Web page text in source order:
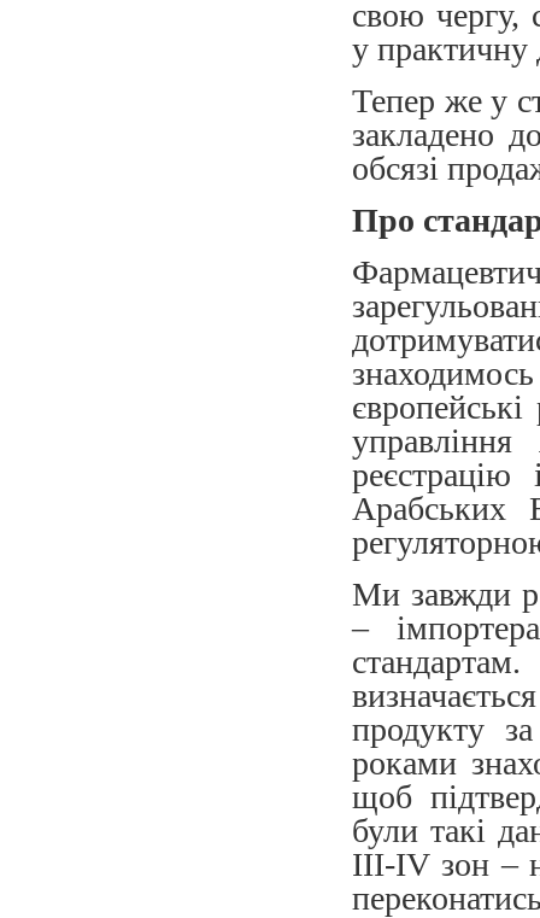
свою чергу,
у практичну
Тепер же у
закладено
обсязі
Про
Арабських
Ми завжди
–
продукту
роками
щоб
були такі
III-IV зон –